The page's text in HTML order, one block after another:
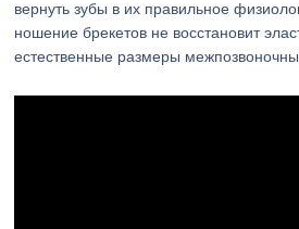
вернуть зубы в их правильное
ношение брекетов не восстановит
естественные размеры